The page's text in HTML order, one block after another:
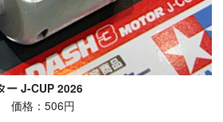
ー J-CUP 2026
価格：506円